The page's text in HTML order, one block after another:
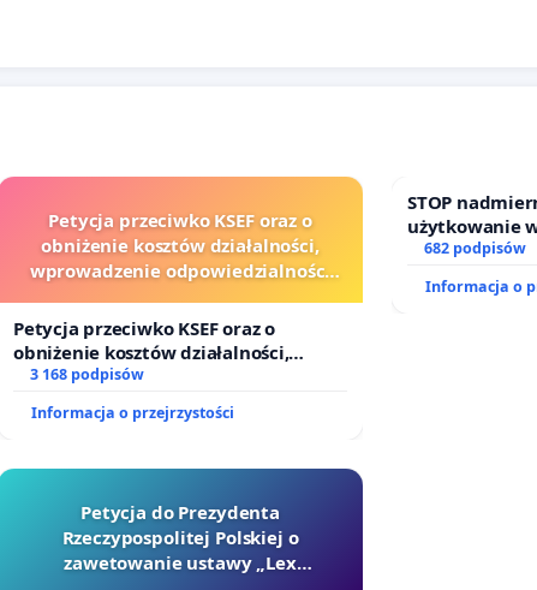
Petycja przeciwko KSEF oraz o
obniżenie kosztów działalności,
wprowadzenie odpowiedzialności
sędziów
Petycja przeciwko KSEF oraz o
obniżenie kosztów działalności,
wprowadzenie odpowiedzialności
sędziów
3 168 podpisów
Informacja o przejrzystości
STOP
użytkowanie
682 podpisów
Informacja o
Petycja do Prezydenta
Rzeczypospolitej Polskiej o
zawetowanie ustawy „Lex